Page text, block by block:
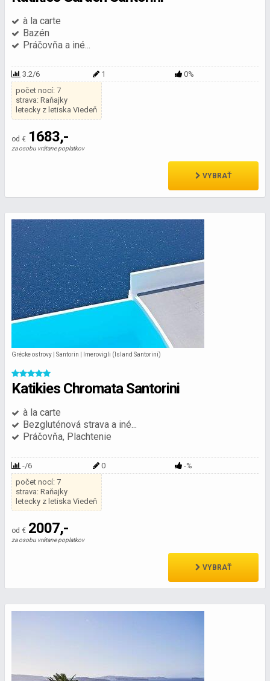
à la carte
Bazén
Práčovňa a iné...
3.2/6 1
0%
počet nocí: 7
strava: Raňajky
letecky z letiska Viedeň
od € 1683,-
za osobu vrátane poplatkov
VYBRAŤ
Grécke ostrovy | Santorin | Imerovigli (Island Santorini)
Katikies Chromata Santorini
à la carte
Bezgluténová strava a iné...
Práčovňa, Plachtenie
-/6 0
-%
počet nocí: 7
strava: Raňajky
letecky z letiska Viedeň
od € 2007,-
za osobu vrátane poplatkov
VYBRAŤ